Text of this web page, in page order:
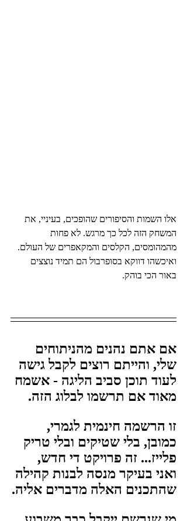
אלו השמות והסיפורים שהופכים, בעיניי, את
המשחק הזה לכל כך מרגש. לא פחות
מהמהומסים, הקלסים והמקאפרים של העולם.
ואיכשהו דווקא בסופרבול הם תמיד נוצצים
באור הכי בוהק.
אם אתם נהנים מהניתוחים
שלי, והייתם רוצים לקבל גישה
לעוד תוכן סביב הליגה - אשמח
מאוד אם תרשמו לבלוג הזה.
זו הרשמה חינמית לגמרי,
כמובן, בלי שטיקים ובלי טריק
פלייז... זה פרויקט די חדש,
ואני בעיקר מנסה לבנות קהילה
שהתכנים האלה מדברים אליה.